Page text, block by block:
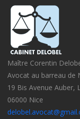
Maître Corentin
Avocat au barreau de
19 Bis Avenue Auber,
06000 Nice